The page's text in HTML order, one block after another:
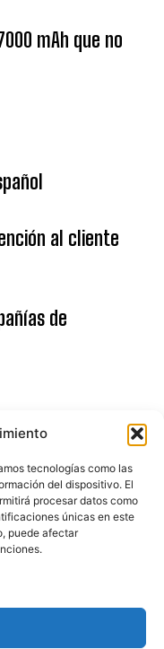
tecnologías como las
del dispositivo. El
procesar datos como
únicas en este
puede afectar
mAh que no
al cliente
de
para